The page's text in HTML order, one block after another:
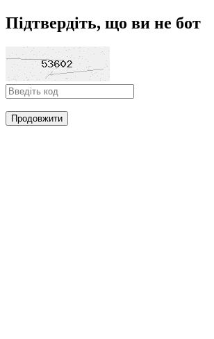
Підтвердіть, що ви не бот
Продовжити